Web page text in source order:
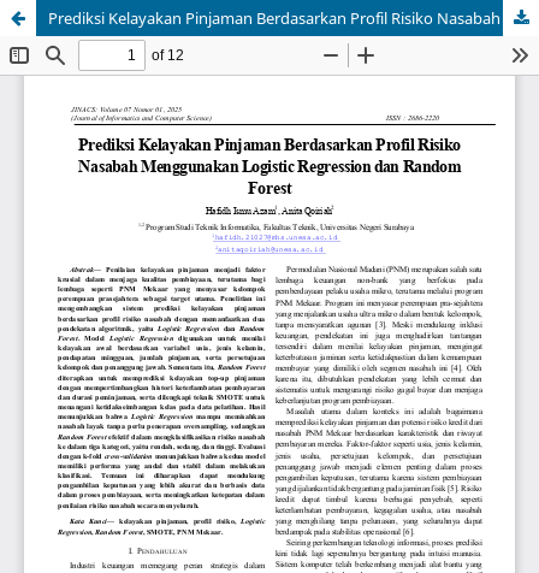
Prediksi Kelayakan Pinjaman Berdasarkan Profil Risiko Nasabah Menggunakan Logistic Regression dan Random Forest